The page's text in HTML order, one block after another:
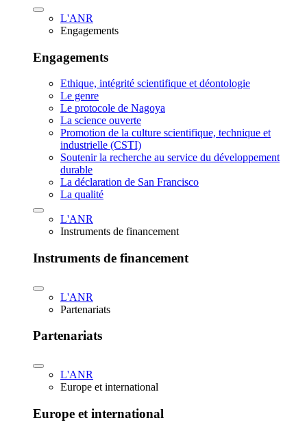
L'ANR
Engagements
Engagements
Ethique, intégrité scientifique et déontologie
Le genre
Le protocole de Nagoya
La science ouverte
Promotion de la culture scientifique, technique et
industrielle (CSTI)
Soutenir la recherche au service du développement
durable
La déclaration de San Francisco
La qualité
L'ANR
Instruments de financement
Instruments de financement
L'ANR
Partenariats
Partenariats
L'ANR
Europe et international
Europe et international